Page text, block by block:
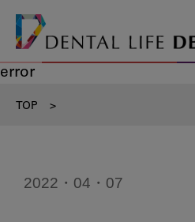
error
TOP >
2022・04・07